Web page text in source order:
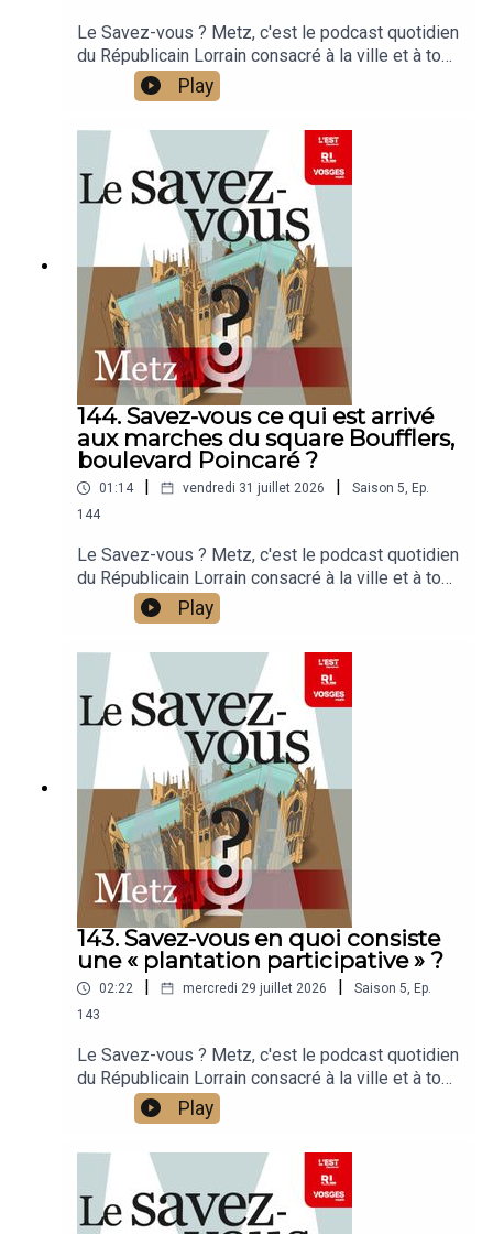
Le Savez-vous ? Metz, c'est le podcast quotidien
du Républicain Lorrain consacré à la ville et à tout
ce que vous ignorez sur elle.Un podcast raconté
par Jean-Marie Russe basé sur les articles
réalisés par la rédaction locale de Metz.
Play
144. Savez-vous ce qui est arrivé
aux marches du square Boufflers,
boulevard Poincaré ?
01:14 | vendredi 31 juillet 2026 | Saison 5, Ep.
144
Le Savez-vous ? Metz, c'est le podcast quotidien
du Républicain Lorrain consacré à la ville et à tout
ce que vous ignorez sur elle.Un podcast raconté
par Jean-Marie Russe basé sur les articles
réalisés par la rédaction locale de Metz.
Play
143. Savez-vous en quoi consiste
une « plantation participative » ?
02:22 | mercredi 29 juillet 2026 | Saison 5, Ep.
143
Le Savez-vous ? Metz, c'est le podcast quotidien
du Républicain Lorrain consacré à la ville et à tout
ce que vous ignorez sur elle.Un podcast raconté
par Jean-Marie Russe basé sur les articles
réalisés par la rédaction locale de Metz.
Play